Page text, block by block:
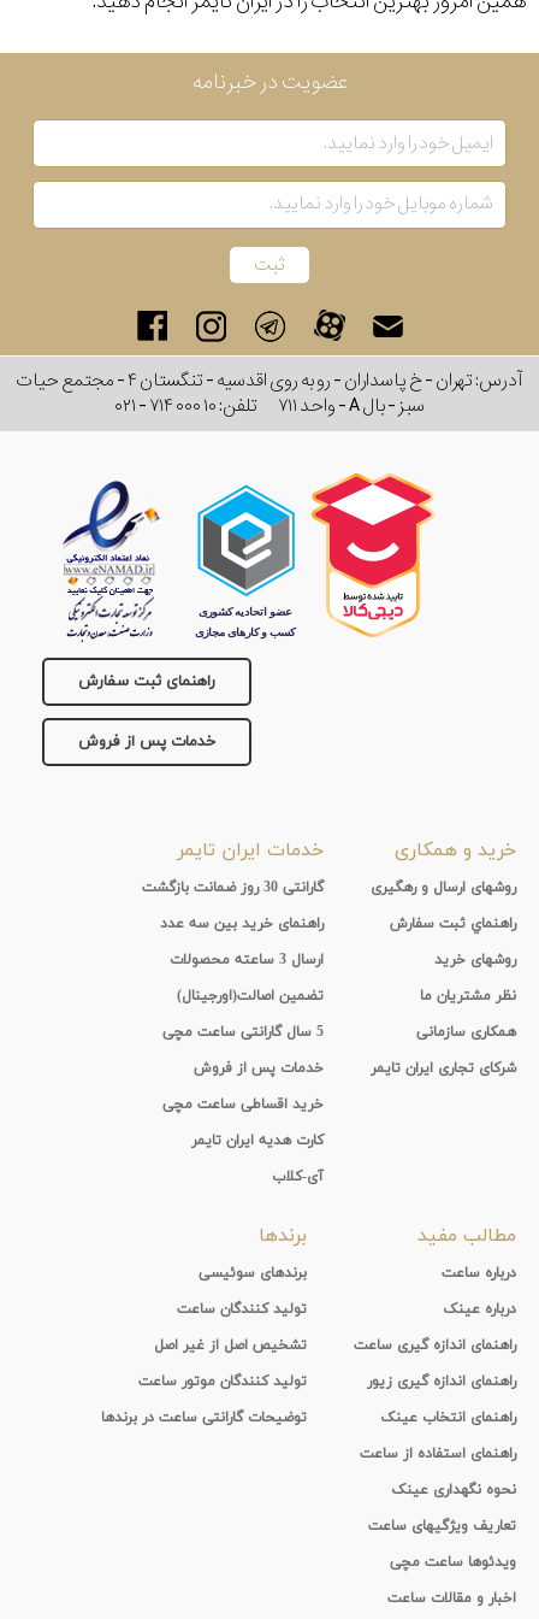
عضویت در خبرنامه
آدرس: تهران - خ پاسداران - رو به روی اقدسیه - تنگستان ۴ - مجتمع حیات
سبز - بال A - واحد ۷۱۱
تلفن:۰۲۱ - ۷۱۴ ۰۰۰ ۱۰
راهنمای ثبت سفارش
خدمات پس از فروش
خرید و همکاری
روشهای ارسال و رهگیری
راهنماي ثبت سفارش
روشهای خرید
نظر مشتریان ما
همکاری سازمانی
شرکای تجاری ایران تایمر
خدمات ایران تایمر
گارانتی 30 روز ضمانت بازگشت
راهنمای خرید بین سه عدد
ارسال 3 ساعته محصولات
تضمین اصالت(اورجینال)
5 سال گارانتی ساعت مچی
خدمات پس از فروش
خرید اقساطی ساعت مچی
کارت هدیه ایران تایمر
آی-کلاب
مطالب مفید
درباره ساعت
درباره عینک
راهنمای اندازه گیری ساعت
راهنمای اندازه گیری زیور
راهنمای انتخاب عینک
راهنمای استفاده از ساعت
نحوه نگهداری عینک
تعاریف ویژگیهای ساعت
ویدئوها ساعت مچی
اخبار و مقالات ساعت
برندها
برندهای سوئیسی
تولید کنندگان ساعت
تشخیص اصل از غیر اصل
تولید کنندگان موتور ساعت
توضیحات گارانتی ساعت در برندها